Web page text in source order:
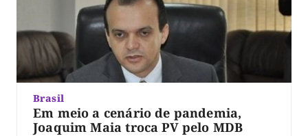
Brasil
Em meio a cenário de pandemia,
Joaquim Maia troca PV pelo MDB